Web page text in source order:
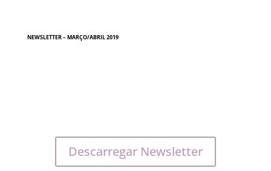
NEWSLETTER – MARÇO/ABRIL 2019
Descarregar Newsletter